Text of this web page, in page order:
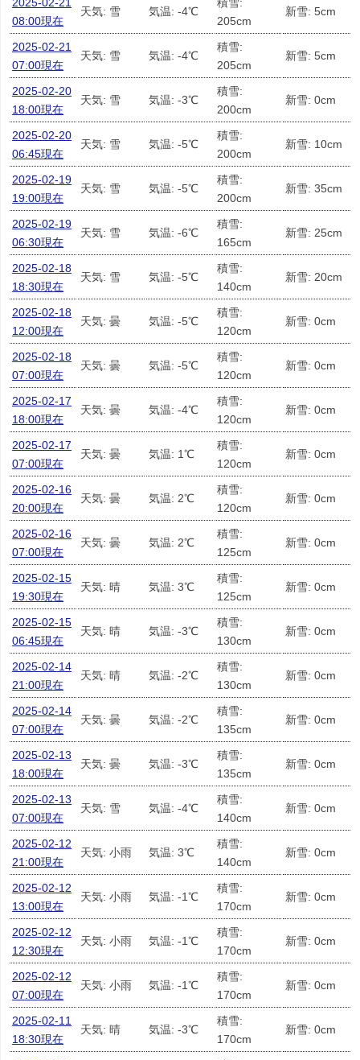
08:00現在
天気: 雪 気温: -4℃
205cm
新雪: 5cm
2025-02-21
07:00現在
天気: 雪 気温: -4℃
積雪:
205cm
新雪: 5cm
2025-02-20
18:00現在
天気: 雪 気温: -3℃
積雪:
200cm
新雪: 0cm
2025-02-20
06:45現在
天気: 雪 気温: -5℃
積雪:
200cm
新雪: 10cm
2025-02-19
19:00現在
天気: 雪 気温: -5℃
積雪:
200cm
新雪: 35cm
2025-02-19
06:30現在
天気: 雪 気温: -6℃
積雪:
165cm
新雪: 25cm
2025-02-18
18:30現在
天気: 雪 気温: -5℃
積雪:
140cm
新雪: 20cm
2025-02-18
12:00現在
天気: 曇 気温: -5℃
積雪:
120cm
新雪: 0cm
2025-02-18
07:00現在
天気: 曇 気温: -5℃
積雪:
120cm
新雪: 0cm
2025-02-17
18:00現在
天気: 曇 気温: -4℃
積雪:
120cm
新雪: 0cm
2025-02-17
07:00現在
天気: 曇 気温: 1℃
積雪:
120cm
新雪: 0cm
2025-02-16
20:00現在
天気: 曇 気温: 2℃
積雪:
120cm
新雪: 0cm
2025-02-16
07:00現在
天気: 曇 気温: 2℃
積雪:
125cm
新雪: 0cm
2025-02-15
19:30現在
天気: 晴 気温: 3℃
積雪:
125cm
新雪: 0cm
2025-02-15
06:45現在
天気: 晴 気温: -3℃
積雪:
130cm
新雪: 0cm
2025-02-14
21:00現在
天気: 晴 気温: -2℃
積雪:
130cm
新雪: 0cm
2025-02-14
07:00現在
天気: 曇 気温: -2℃
積雪:
135cm
新雪: 0cm
2025-02-13
18:00現在
天気: 曇 気温: -3℃
積雪:
135cm
新雪: 0cm
2025-02-13
07:00現在
天気: 雪 気温: -4℃
積雪:
140cm
新雪: 0cm
2025-02-12
21:00現在
天気: 小雨 気温: 3℃
積雪:
140cm
新雪: 0cm
2025-02-12
13:00現在
天気: 小雨 気温: -1℃
積雪:
170cm
新雪: 0cm
2025-02-12
12:30現在
天気: 小雨 気温: -1℃
積雪:
170cm
新雪: 0cm
2025-02-12
07:00現在
天気: 小雨 気温: -1℃
積雪:
170cm
新雪: 0cm
2025-02-11
18:30現在
天気: 晴 気温: -3℃
積雪:
170cm
新雪: 0cm